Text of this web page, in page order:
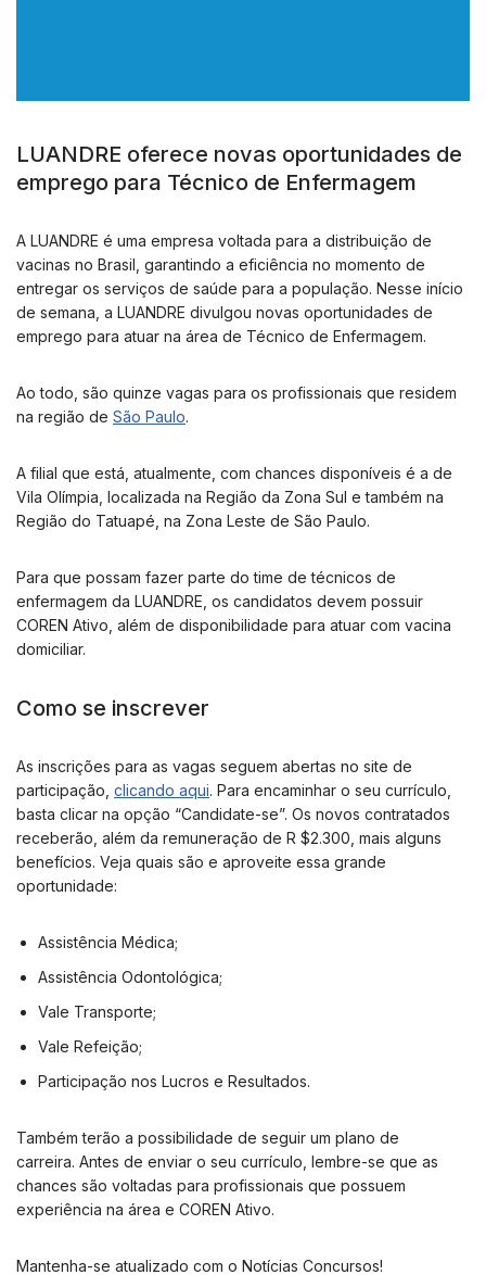
LUANDRE oferece novas oportunidades de
emprego para Técnico de Enfermagem
A LUANDRE é uma empresa voltada para a distribuição de
vacinas no Brasil, garantindo a eficiência no momento de
entregar os serviços de saúde para a população. Nesse início
de semana, a LUANDRE divulgou novas oportunidades de
emprego para atuar na área de Técnico de Enfermagem.
Ao todo, são quinze vagas para os profissionais que residem
na região de São Paulo.
A filial que está, atualmente, com chances disponíveis é a de
Vila Olímpia, localizada na Região da Zona Sul e também na
Região do Tatuapé, na Zona Leste de São Paulo.
Para que possam fazer parte do time de técnicos de
enfermagem da LUANDRE, os candidatos devem possuir
COREN Ativo, além de disponibilidade para atuar com vacina
domiciliar.
Como se inscrever
As inscrições para as vagas seguem abertas no site de
participação, clicando aqui. Para encaminhar o seu currículo,
basta clicar na opção “Candidate-se”. Os novos contratados
receberão, além da remuneração de R $2.300, mais alguns
benefícios. Veja quais são e aproveite essa grande
oportunidade:
Assistência Médica;
Assistência Odontológica;
Vale Transporte;
Vale Refeição;
Participação nos Lucros e Resultados.
Também terão a possibilidade de seguir um plano de
carreira. Antes de enviar o seu currículo, lembre-se que as
chances são voltadas para profissionais que possuem
experiência na área e COREN Ativo.
Mantenha-se atualizado com o Notícias Concursos!